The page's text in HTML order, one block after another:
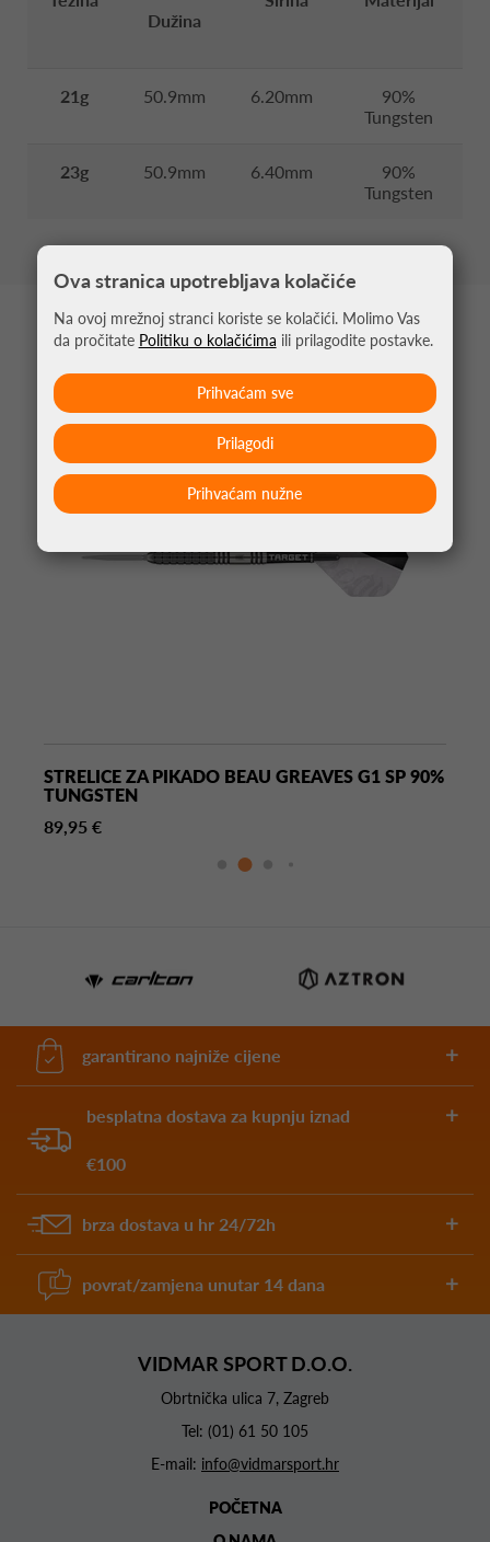
Dužina
21g 50.9mm 6.20mm
90%
Tungsten
23g 50.9mm 6.40mm
90%
Tungsten
MOŽDA VAS ZANIMA
STRELICE ZA PIKADO BEAU GREAVES G1 SP 90%
TUNGSTEN
89,95 €
garantirano najniže cijene
besplatna dostava za kupnju iznad
€100
brza dostava u hr 24/72h
povrat/zamjena unutar 14 dana
VIDMAR SPORT D.O.O.
Obrtnička ulica 7, Zagreb
Tel: (01) 61 50 105
E-mail: info@vidmarsport.hr
POČETNA
Ova stranica upotrebljava kolačiće
Na ovoj mrežnoj stranci koriste se kolačići. Molimo Vas
da pročitate Politiku o kolačićima ili prilagodite postavke.
Prihvaćam nužne
Prilagodi
Prihvaćam sve